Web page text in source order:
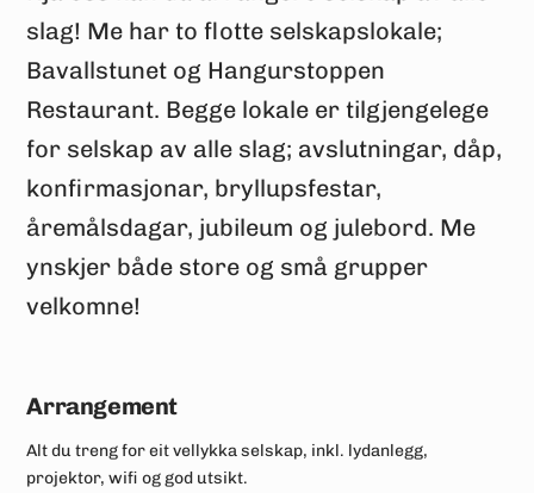
slag! Me har to flotte selskapslokale;
Bavallstunet og Hangurstoppen
Restaurant. Begge lokale er tilgjengelege
for selskap av alle slag; avslutningar, dåp,
konfirmasjonar, bryllupsfestar,
åremålsdagar, jubileum og julebord. Me
ynskjer både store og små grupper
velkomne!
Arrangement
Alt du treng for eit vellykka selskap, inkl. lydanlegg,
projektor, wifi og god utsikt.